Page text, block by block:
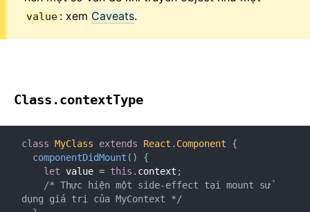
value : xem Caveats.
Class.contextType
class MyClass extends React . Component
{
componentDidMount ( )
{
let value = this . context ;
/* Thực hiện một side-effect tại mount sử
dụng giá trị của MyContext */